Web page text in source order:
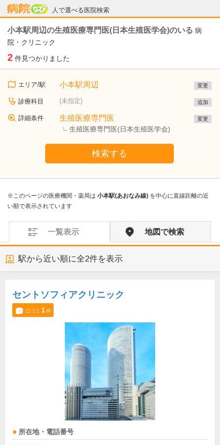
人で選べる医院検索
病院なび
小本駅周辺の生殖医療専門医(日本生殖医学会)のいる 病
院・クリニック
2 件見つかりました
エリア/駅 小本駅周辺 変更
診療科目 (未指定) 追加
詳細条件 生殖医療専門医
生殖医療専門医(日本生殖医学会)
変更
検索する
※このページの医療機関・薬局は 小本駅(あおなみ線) を中心に直線距離の近
い順で表示されています
一覧表示 地図で検索
駅から近い順に全2件を表示
セントソフィアクリニック
口コミ 1件
所在地・電話番号